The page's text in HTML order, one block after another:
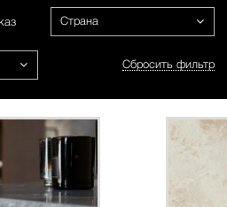
Страна
Сбросить фильтр